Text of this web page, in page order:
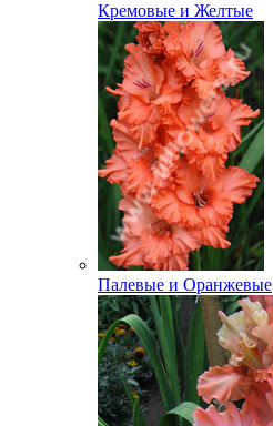
Кремовые и Желтые
Палевые и Оранжевые